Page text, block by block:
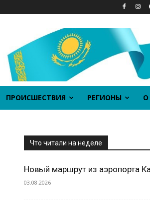
ПРОИСШЕСТВИЯ РЕГИОНЫ О
Что читали на неделе
Новый маршрут из аэропорта
03.08.2026